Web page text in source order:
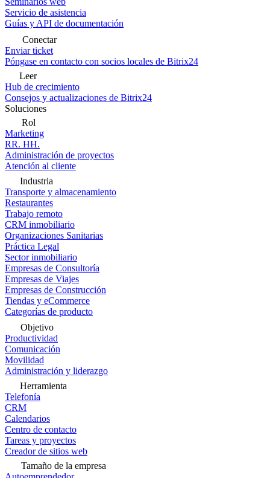
Servicio de asistencia
Guías y API de documentación
Conectar
Enviar ticket
Póngase en contacto con socios locales de Bitrix24
Leer
Hub de crecimiento
Consejos y actualizaciones de Bitrix24
Soluciones
Rol
Marketing
RR. HH.
Administración de proyectos
Atención al cliente
Industria
Transporte y almacenamiento
Restaurantes
Trabajo remoto
CRM inmobiliario
Organizaciones Sanitarias
Práctica Legal
Sector inmobiliario
Empresas de Consultoría
Empresas de Viajes
Empresas de Construcción
Tiendas y eCommerce
Categorías de producto
Objetivo
Productividad
Comunicación
Movilidad
Administración y liderazgo
Herramienta
Telefonía
CRM
Calendarios
Centro de contacto
Tareas y proyectos
Creador de sitios web
Tamaño de la empresa